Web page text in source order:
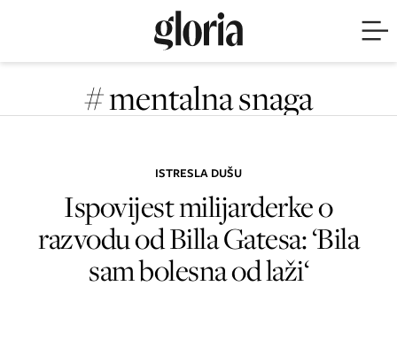
# mentalna snaga
ISTRESLA DUŠU
Ispovijest milijarderke o
razvodu od Billa Gatesa: ‘Bila
sam bolesna od laži‘